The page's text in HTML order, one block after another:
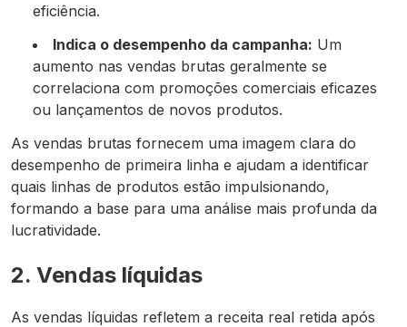
eficiência.
Indica o desempenho da campanha: Um
aumento nas vendas brutas geralmente se
correlaciona com promoções comerciais eficazes
ou lançamentos de novos produtos.
As vendas brutas fornecem uma imagem clara do
desempenho de primeira linha e ajudam a identificar
quais linhas de produtos estão impulsionando,
formando a base para uma análise mais profunda da
lucratividade.
2. Vendas líquidas
As vendas líquidas refletem a receita real retida após